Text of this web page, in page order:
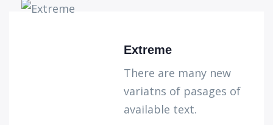
Extreme
There are many new
variatns of pasages of
available text.